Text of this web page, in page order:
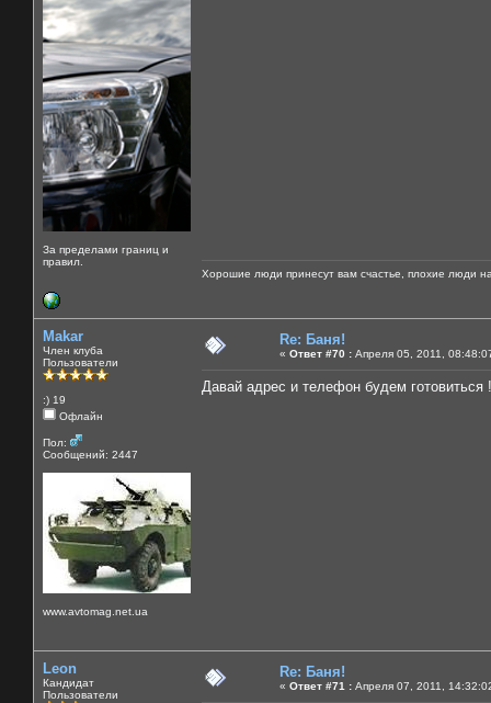
За пределами границ и
правил.
Хорошие люди принесут вам счастье, плохие люди
Makar
Член клуба
Пользователи
:) 19
Офлайн
Пол:
Сообщений: 2447
www.avtomag.net.ua
Re: Баня!
« Ответ #70 : Апреля 05, 2011,
Давай адрес и телефон будем готовиться
Leon
Кандидат
Пользователи
Re: Баня!
« Ответ #71 : Апреля 07, 2011,